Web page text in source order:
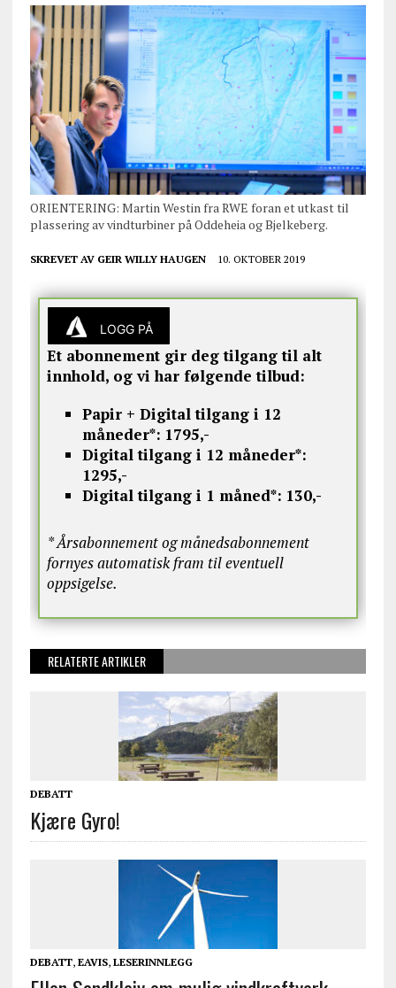
ORIENTERING: Martin Westin fra RWE foran et utkast til
plassering av vindturbiner på Oddeheia og Bjelkeberg.
SKREVET AV GEIR WILLY HAUGEN 10. OKTOBER 2019
LOGG PÅ
Et abonnement gir deg tilgang til alt
innhold, og vi har følgende tilbud:
Papir + Digital tilgang i 12
måneder*: 1795,-
Digital tilgang i 12 måneder*:
1295,-
Digital tilgang i 1 måned*: 130,-
* Årsabonnement og månedsabonnement
fornyes automatisk fram til eventuell
oppsigelse.
RELATERTE ARTIKLER
DEBATT
Kjære Gyro!
DEBATT, EAVIS, LESERINNLEGG